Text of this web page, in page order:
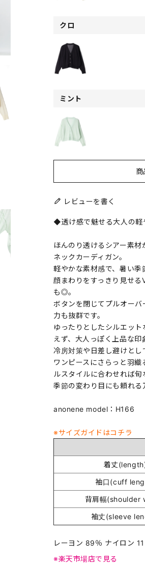
クロ
ミント
商
レビューを書く
◆透け感で魅せる大人の
ほんのり透けるシアー素
ネックカーディガン。
軽やかな素材感で、暑い
顔まわりをすっきり見せ
も◎。
ボタンを閉じてプルオー
力も抜群です。
ゆったりとしたシルエッ
えず、大人っぽく上品な印
冷房対策や日差し避けと
ワンピースにさらっと羽
ルスタイルに合わせれば
季節の変わり目にも頼れ
anonene model：H166
※サイズガイドはコチラ
着丈
袖口(cuff
背肩幅(shoulder
袖丈(sleeve
レーヨン 89％ ナイロン
※楽天市場店で見る